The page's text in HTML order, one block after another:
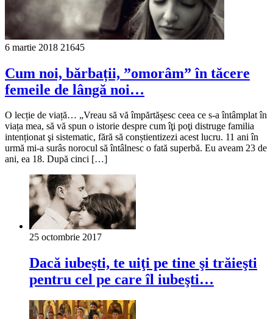
6 martie 2018 21645
Cum noi, bărbații, ”omorâm” în tăcere
femeile de lângă noi…
O lecție de viață… „Vreau să vă împărtășesc ceea ce s-a întâmplat în
viața mea, să vă spun o istorie despre cum îţi poţi distruge familia
intenționat şi sistematic, fără să conștientizezi acest lucru. 11 ani în
urmă mi-a surâs norocul să întâlnesc o fată superbă. Eu aveam 23 de
ani, ea 18. După cinci […]
25 octombrie 2017
Dacă iubeşti, te uiţi pe tine şi trăieşti
pentru cel pe care îl iubeşti…